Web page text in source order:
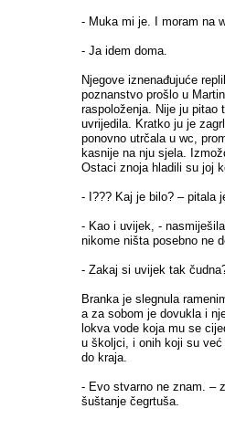
- Muka mi je. I moram na
- Ja idem doma.
Njegove iznenađujuće
poznanstvo prošlo u
raspoloženja. Nije ju pitao
uvrijedila. Kratko ju je
ponovno utrčala u wc,
kasnije na nju sjela.
Ostaci znoja hladili su joj
- I??? Kaj je bilo? – pitala
- Kao i uvijek, -
nikome ništa posebno ne
- Zakaj si uvijek tak
Branka je slegnula
a za sobom je dovukla i
lokva vode koja mu se
u školjci, i onih koji su već
do kraja.
- Evo stvarno ne znam. –
šuštanje čegrtuša.